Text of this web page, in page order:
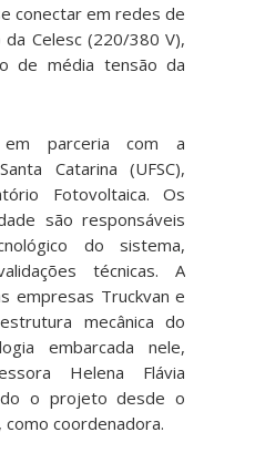
conectar em redes de
Celesc (220/380 V),
de média tensão da
parceria com a
Catarina (UFSC),
Fotovoltaica. Os
são responsáveis
do sistema,
técnicas. A
empresas Truckvan e
mecânica do
embarcada nele,
Helena Flávia
o projeto desde o
coordenadora.